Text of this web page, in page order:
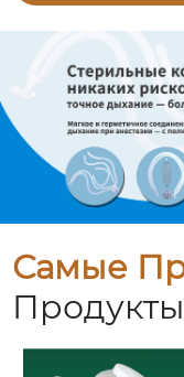
Самые
Продукты